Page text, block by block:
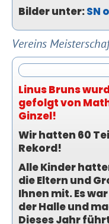
Bilder unter:SN
Vereins
Linus Bruns
gefolgt von
Ginzel!
Wir hatten 60
Rekord!
Alle Kinder
die Eltern und
Ihnen mit. Es
der Halle und
Dieses Jahr